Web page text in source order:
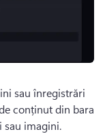
sau înregistrări
conținut din bara
sau imagini.